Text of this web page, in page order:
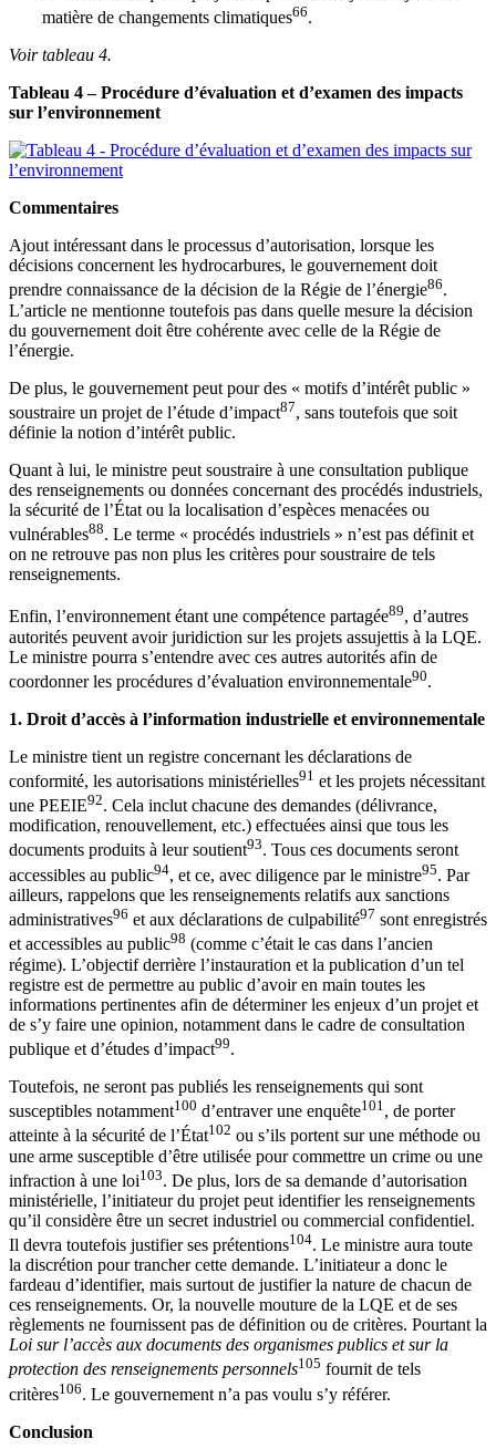
matière de changements climatiques66.
Voir tableau 4.
Tableau 4 – Procédure d’évaluation et d’examen des impacts
sur l’environnement
Commentaires
Ajout intéressant dans le processus d’autorisation, lorsque les
décisions concernent les hydrocarbures, le gouvernement doit
prendre connaissance de la décision de la Régie de l’énergie86.
L’article ne mentionne toutefois pas dans quelle mesure la décision
du gouvernement doit être cohérente avec celle de la Régie de
l’énergie.
De plus, le gouvernement peut pour des « motifs d’intérêt public »
soustraire un projet de l’étude d’impact87, sans toutefois que soit
définie la notion d’intérêt public.
Quant à lui, le ministre peut soustraire à une consultation publique
des renseignements ou données concernant des procédés industriels,
la sécurité de l’État ou la localisation d’espèces menacées ou
vulnérables88. Le terme « procédés industriels » n’est pas définit et
on ne retrouve pas non plus les critères pour soustraire de tels
renseignements.
Enfin, l’environnement étant une compétence partagée89, d’autres
autorités peuvent avoir juridiction sur les projets assujettis à la LQE.
Le ministre pourra s’entendre avec ces autres autorités afin de
coordonner les procédures d’évaluation environnementale90.
1. Droit d’accès à l’information industrielle et environnementale
Le ministre tient un registre concernant les déclarations de
conformité, les autorisations ministérielles91 et les projets nécessitant
une PEEIE92. Cela inclut chacune des demandes (délivrance,
modification, renouvellement, etc.) effectuées ainsi que tous les
documents produits à leur soutient93. Tous ces documents seront
accessibles au public94, et ce, avec diligence par le ministre95. Par
ailleurs, rappelons que les renseignements relatifs aux sanctions
administratives96 et aux déclarations de culpabilité97 sont enregistrés
et accessibles au public98 (comme c’était le cas dans l’ancien
régime). L’objectif derrière l’instauration et la publication d’un tel
registre est de permettre au public d’avoir en main toutes les
informations pertinentes afin de déterminer les enjeux d’un projet et
de s’y faire une opinion, notamment dans le cadre de consultation
publique et d’études d’impact99.
Toutefois, ne seront pas publiés les renseignements qui sont
susceptibles notamment100 d’entraver une enquête101, de porter
atteinte à la sécurité de l’État102 ou s’ils portent sur une méthode ou
une arme susceptible d’être utilisée pour commettre un crime ou une
infraction à une loi103. De plus, lors de sa demande d’autorisation
ministérielle, l’initiateur du projet peut identifier les renseignements
qu’il considère être un secret industriel ou commercial confidentiel.
Il devra toutefois justifier ses prétentions104. Le ministre aura toute
la discrétion pour trancher cette demande. L’initiateur a donc le
fardeau d’identifier, mais surtout de justifier la nature de chacun de
ces renseignements. Or, la nouvelle mouture de la LQE et de ses
règlements ne fournissent pas de définition ou de critères. Pourtant la
Loi sur l’accès aux documents des organismes publics et sur la
protection des renseignements personnels105 fournit de tels
critères106. Le gouvernement n’a pas voulu s’y référer.
Conclusion